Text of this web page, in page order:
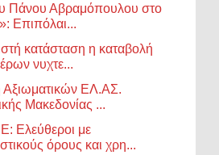
Πάνου Αβραμόπουλου στο
Επιπόλαι...
κατάσταση η καταβολή
νυχτε...
ΕΛ.ΑΣ.
Μακεδονίας ...
Ελεύθεροι με
όρους και χρη...